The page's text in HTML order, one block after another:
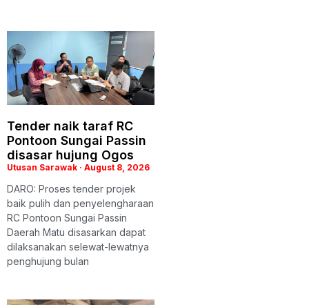
Tender naik taraf RC
Pontoon Sungai Passin
disasar hujung Ogos
Utusan Sarawak August 8, 2026
DARO: Proses tender projek
baik pulih dan penyelengharaan
RC Pontoon Sungai Passin
Daerah Matu disasarkan dapat
dilaksanakan selewat-lewatnya
penghujung bulan